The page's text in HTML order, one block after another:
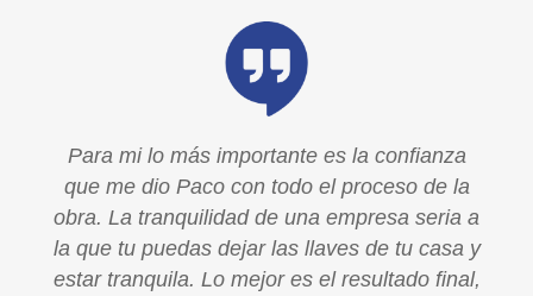
Para mi lo más importante es la confianza
que me dio Paco con todo el proceso de la
obra. La tranquilidad de una empresa seria a
la que tu puedas dejar las llaves de tu casa y
estar tranquila. Lo mejor es el resultado final,